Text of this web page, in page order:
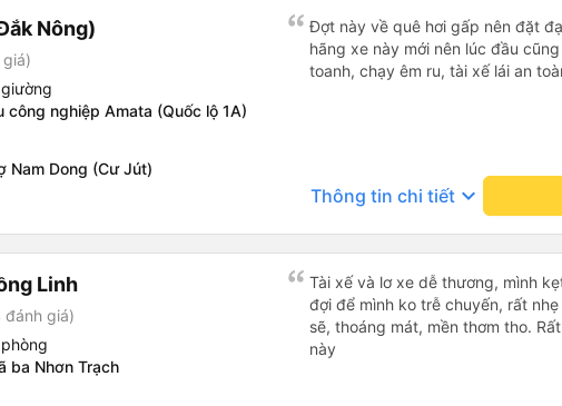
Nông)
công nghiệp Amata (Quốc lộ 1A)
Nam Dong (Cư Jút)
Đợt này về quê hơi gấp nên đặt
hãng xe này mới nên lúc đầu
toanh, chạy êm ru, tài xế lái an
Thông tin chi tiết keyboard_arrow_down
Linh
đánh giá)
ba Nhơn Trạch
Tài xế và lơ xe dễ thương, mình
đợi để mình ko trễ chuyến, rất
sẽ, thoáng mát, mền thơm tho.
này